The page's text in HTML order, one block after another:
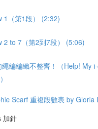
1（第1段） (2:32)
2 to 7（第2到7段） (5:06)
繩編編織不整齊！（Help! My
Scarf 重複段數表 by Gloria
加針